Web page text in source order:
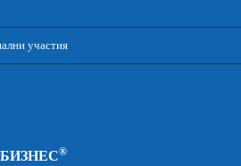
участия
®